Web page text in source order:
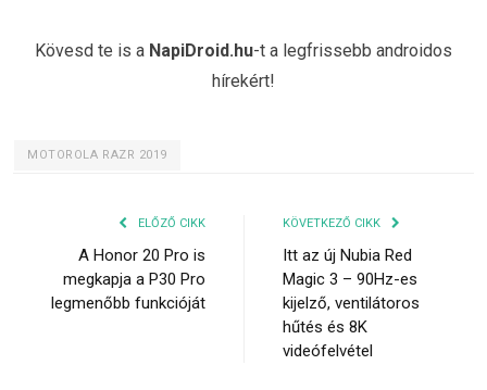
Kövesd te is a NapiDroid.hu-t a legfrissebb androidos
hírekért!
MOTOROLA RAZR 2019
ELŐZŐ CIKK
A Honor 20 Pro is
megkapja a P30 Pro
legmenőbb funkcióját
KÖVETKEZŐ CIKK
Itt az új Nubia Red
Magic 3 – 90Hz-es
kijelző, ventilátoros
hűtés és 8K
videófelvétel